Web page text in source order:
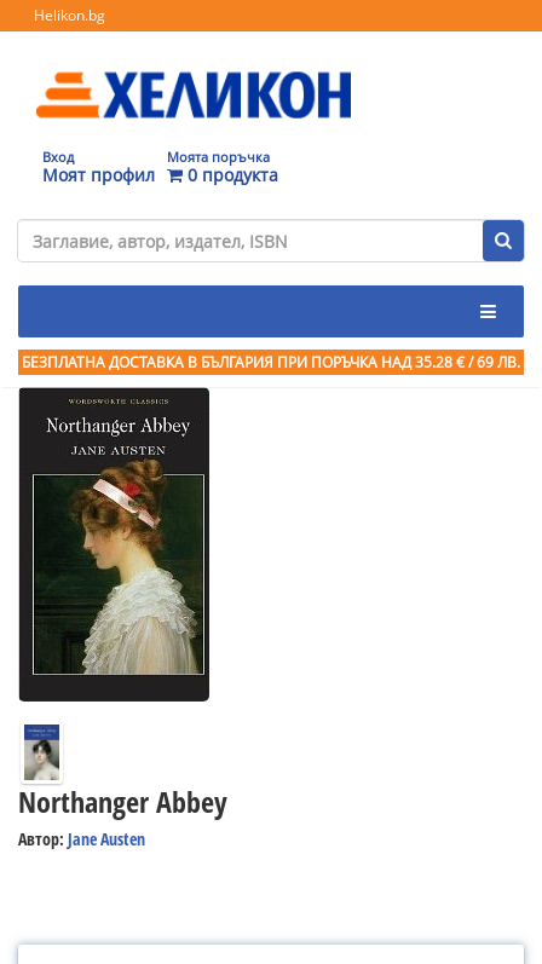
Helikon.bg
Вход
Моят профил
Моята поръчка
0 продукта
БЕЗПЛАТНА ДОСТАВКА В БЪЛГАРИЯ ПРИ ПОРЪЧКА НАД 35.28 € / 69 ЛВ.
Northanger Abbey
Автор: Jane Austen